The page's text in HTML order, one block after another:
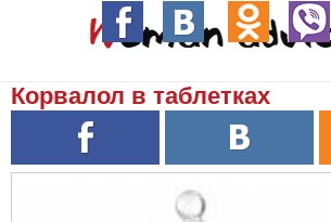
Корвалол в таблетках